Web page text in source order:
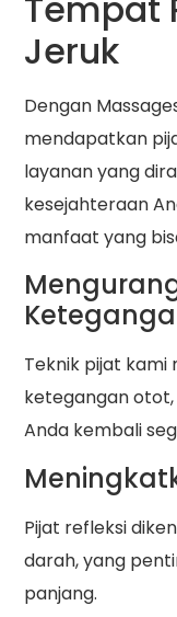
Jeruk
Dengan
mendapatkan
layanan yang
kesejahteraan
manfaat yang
Teknik pijat
ketegangan
Anda kembali
Pijat refleksi
darah, yang
panjang.